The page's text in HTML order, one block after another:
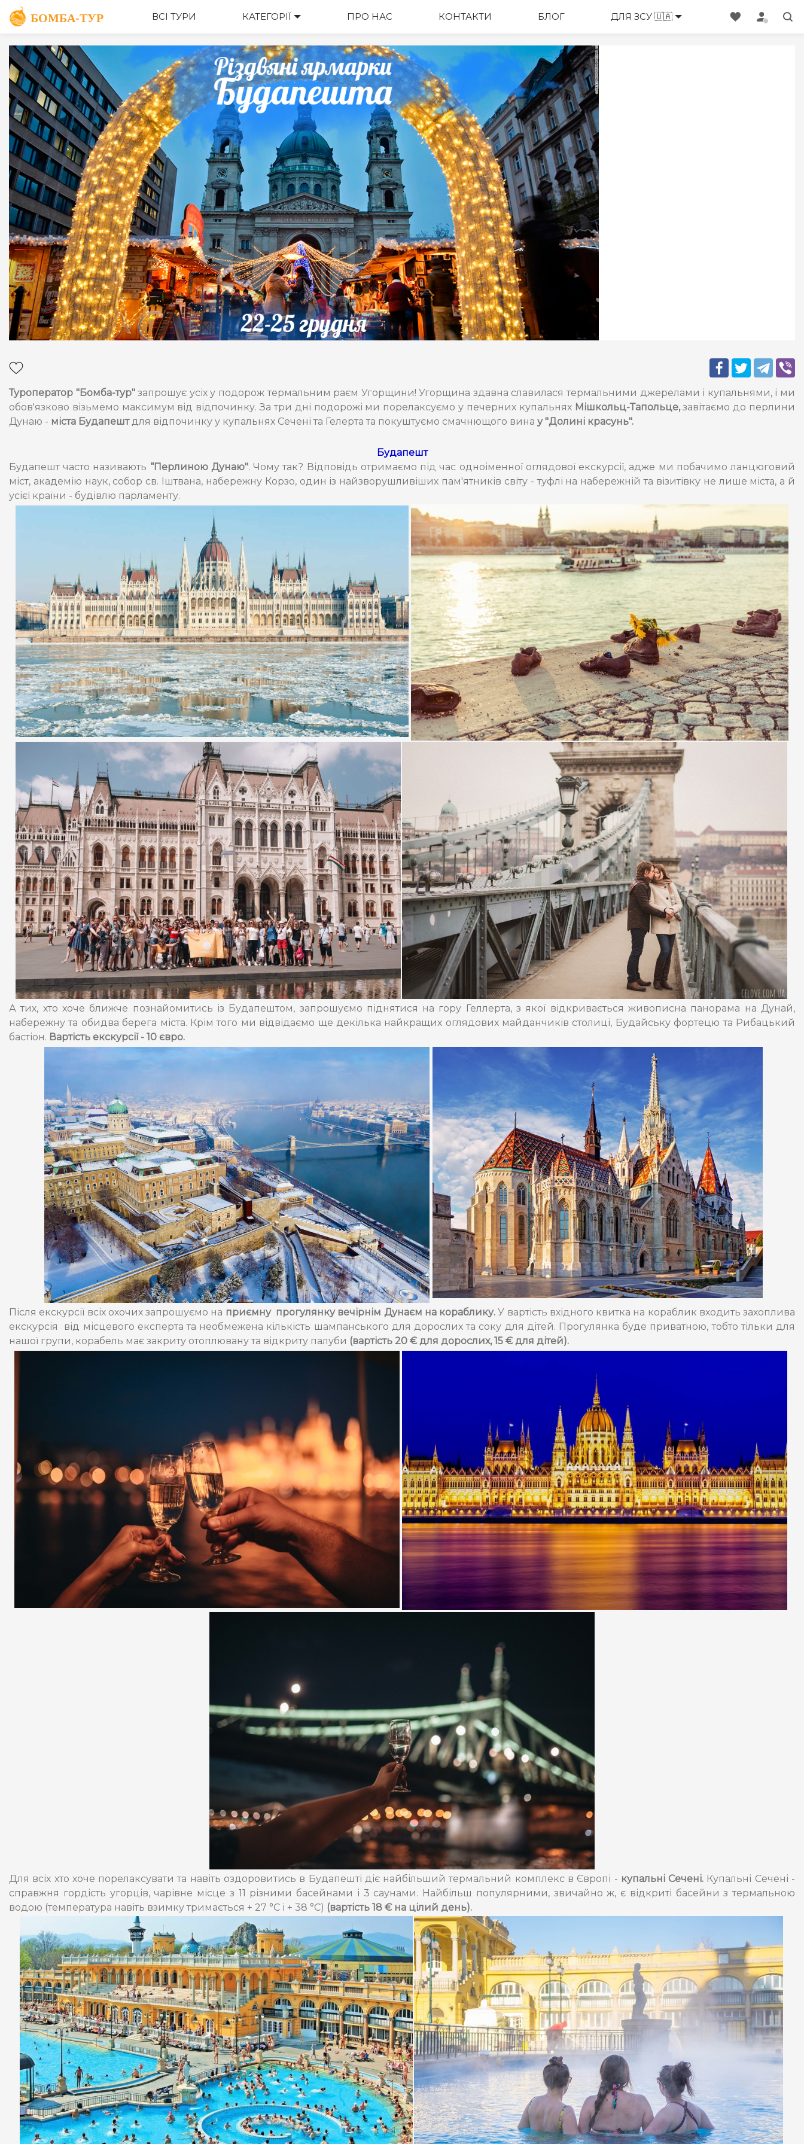
ВСІ ТУРИ КАТЕГОРІЇ ПРО НАС КОНТАКТИ БЛОГ ДЛЯ ЗСУ 🇺🇦
Туроператор "Бомба-тур"запрошує усіх у подорож термальним раєм Угорщини! Угорщина здавна славилася термальними джерелами і купальнями, і ми
обов'язково візьмемо максимум від відпочинку. За три дні подорожі ми порелаксуємо у печерних купальнях Мішкольц-Тапольце,завітаємо до перлини
Дунаю - міста Будапешт для відпочинку у купальнях Сечені та Гелерта та покуштуємо смачнющого вина у "Долині красунь".
Будапешт
Будапешт часто називають “Перлиною Дунаю". Чому так? Відповідь отримаємо під час одноіменної оглядової екскурсії, адже ми побачимо ланцюговий
міст, академію наук, собор св. Іштвана, набережну Корзо, один із найзворушливіших пам'ятників світу - туфлі на набережній та візитівку не лише міста, а й
усієї країни - будівлю парламенту.
А тих, хто хоче ближче познайомитись із Будапештом, запрошуємо піднятися на гору Геллерта, з якої відкривається живописна панорама на Дунай,
набережну та обидва берега міста. Крім того ми відвідаємо ще декілька найкращих оглядових майданчиків столиці, Будайську фортецю та Рибацький
бастіон. Вартість екскурсії - 10 євро.
Після екскурсії всіх охочих запрошуємо на приємну прогулянку вечірнім Дунаєм на кораблику.У вартість вхідного квитка на кораблик входить захоплива
екскурсія від місцевого експерта та необмежена кількість шампанського для дорослих та соку для дітей. Прогулянка буде приватною, тобто тільки для
нашої групи, корабель має закриту отоплювану та відкриту палуби (вартість 20 € для дорослих, 15 € для дітей).
Для всіх хто хоче порелаксувати та навіть оздоровитись в Будапешті діє найбільший термальний комплекс в Європі - купальні Сечені. Купальні Сечені -
справжня гордість угорців, чарівне місце з 11 різними басейнами і 3 саунами. Найбільш популярними, звичайно ж, є відкриті басейни з термальною
водою (температура навіть взимку тримається + 27 °С і + 38 °С) (вартість 18 € на цілий день).
ОПИС ВАРТІСТЬ МЕНЕДЖЕРИ